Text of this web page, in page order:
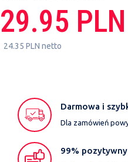
29.95 PLN
24.35 PLN netto
Darmowa i
Dla zamówień
99%